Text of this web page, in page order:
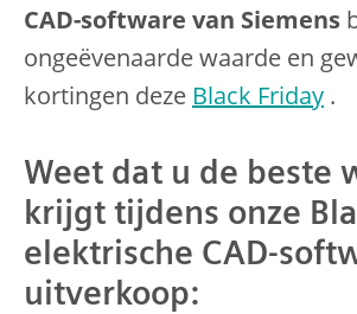
CAD-software van Siemens
ongeëvenaarde waarde en
kortingen deze Black Friday .
Weet dat u de beste
krijgt tijdens onze
elektrische CAD-
uitverkoop: